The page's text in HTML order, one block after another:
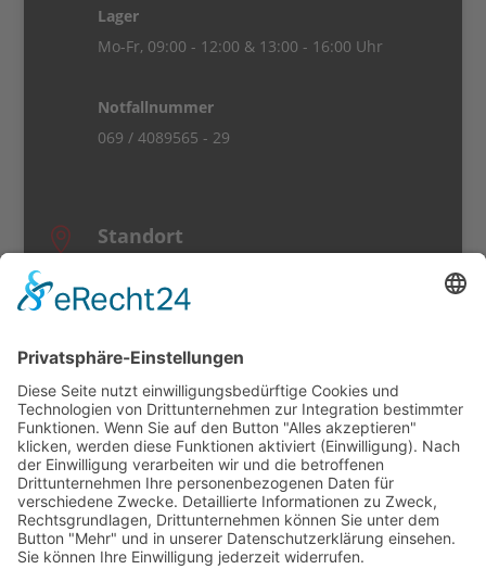
Lager
Mo-Fr, 09:00 - 12:00 & 13:00 - 16:00 Uhr
Notfallnummer
069 / 4089565 - 29
 Standort
Ferdinand-Porsche-Str. 5-7
r Info
Events
Hochzeitsmobiliar
Service & Lieferung
Bestellformular